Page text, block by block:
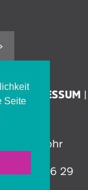
Seite
IMPRESSUM
97816 Lohr
606 96 29